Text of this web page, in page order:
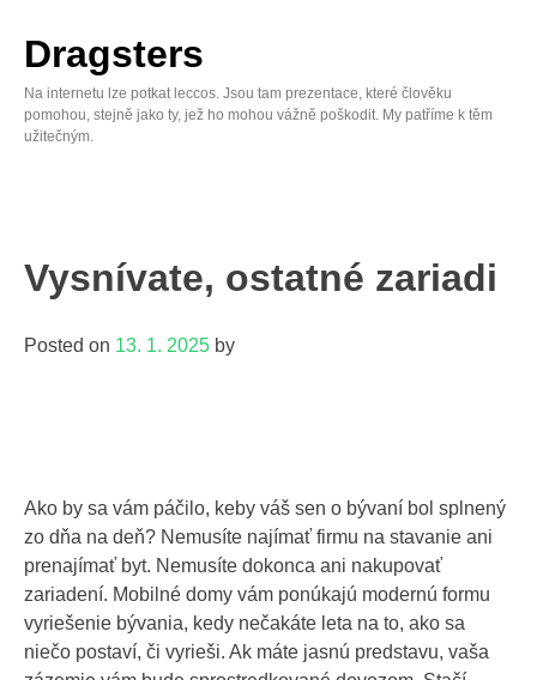
to
content
Dragsters
Na internetu lze potkat leccos. Jsou tam prezentace, které člověku
pomohou, stejně jako ty, jež ho mohou vážně poškodit. My patříme k těm
užitečným.
Vysnívate, ostatné zariadi
Posted on 13. 1. 2025 by
Ako by sa vám páčilo, keby váš sen o bývaní bol splnený
zo dňa na deň? Nemusíte najímať firmu na stavanie ani
prenajímať byt. Nemusíte dokonca ani nakupovať
zariadení. Mobilné domy vám ponúkajú modernú formu
vyriešenie bývania, kedy nečakáte leta na to, ako sa
niečo postaví, či vyrieši. Ak máte jasnú predstavu, vaša